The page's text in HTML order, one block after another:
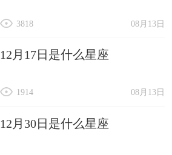
08月13日
3818
12月17日是什么星座
08月13日
1914
12月30日是什么星座